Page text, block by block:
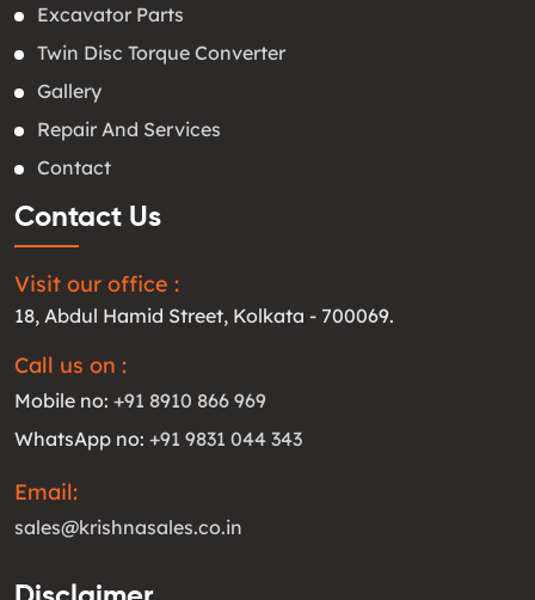
Excavator Parts
Twin Disc Torque Converter
Gallery
Repair And Services
Contact
Contact Us
Visit our office :
18, Abdul Hamid Street, Kolkata - 700069.
Call us on :
Mobile no: +91 8910 866 969
WhatsApp no: +91 9831 044 343
Email:
sales@krishnasales.co.in